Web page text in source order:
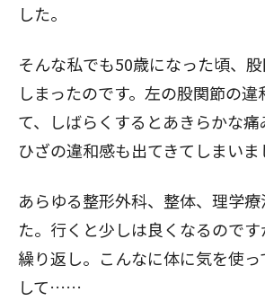
した。
そんな私でも50歳になった頃、
しまったのです。左の股関節の違
て、しばらくするとあきらかな
ひざの違和感も出てきてしまいま
あらゆる整形外科、整体、理学
た。行くと少しは良くなるので
繰り返し。こんなに体に気を使っ
して……